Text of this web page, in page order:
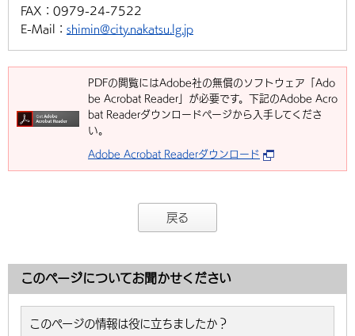
FAX： 0979-24-7522
E-Mail： shimin@city.nakatsu.lg.jp
PDFの閲覧にはAdobe社の無償のソフトウェア「Ado
be Acrobat Reader」が必要です。下記のAdobe Acro
bat Readerダウンロードページから入手してくださ
い。
Adobe Acrobat Readerダウンロード
戻る
このページについてお聞かせください